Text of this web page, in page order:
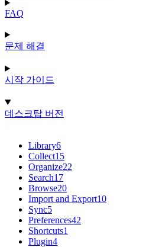
FAQ
문제 해결
시작 가이드
데스크탑 버전
Library6
Collect15
Organize22
Search17
Browse20
Import and Export10
Sync5
Preferences42
Shortcuts1
Plugin4